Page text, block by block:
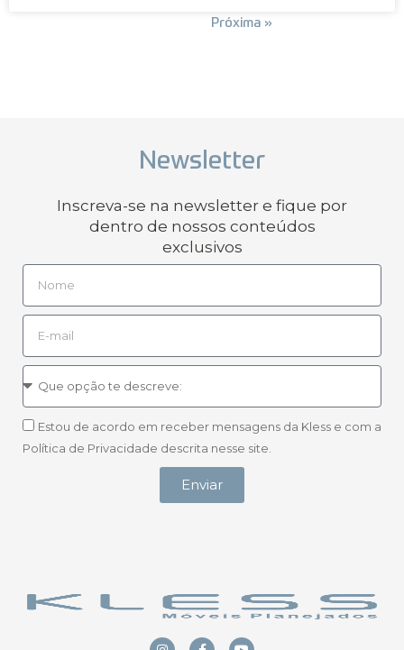
Próxima »
Newsletter
Inscreva-se na newsletter e fique por
dentro de nossos conteúdos
exclusivos
Estou de acordo em receber mensagens da Kless e com a
Política de Privacidade descrita nesse site.
Enviar